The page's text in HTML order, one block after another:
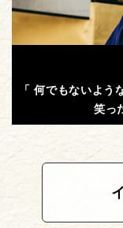
「 何でもないよう
笑っ